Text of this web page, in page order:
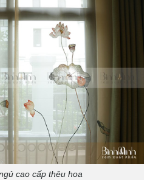
cao cấp thêu hoa